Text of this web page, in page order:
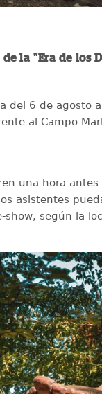
la "Era de los
del 6 de agosto
al Campo
una hora
asistentes
show, según la